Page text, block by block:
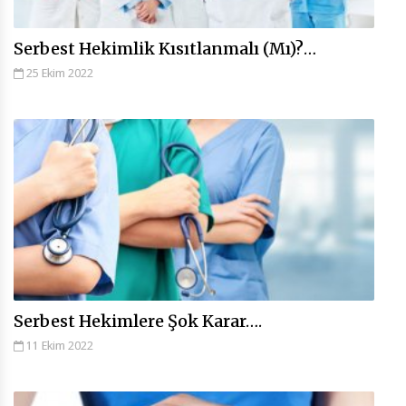
Serbest Hekimlik Kısıtlanmalı (Mı)?…
25 Ekim 2022
Serbest Hekimlere Şok Karar….
11 Ekim 2022